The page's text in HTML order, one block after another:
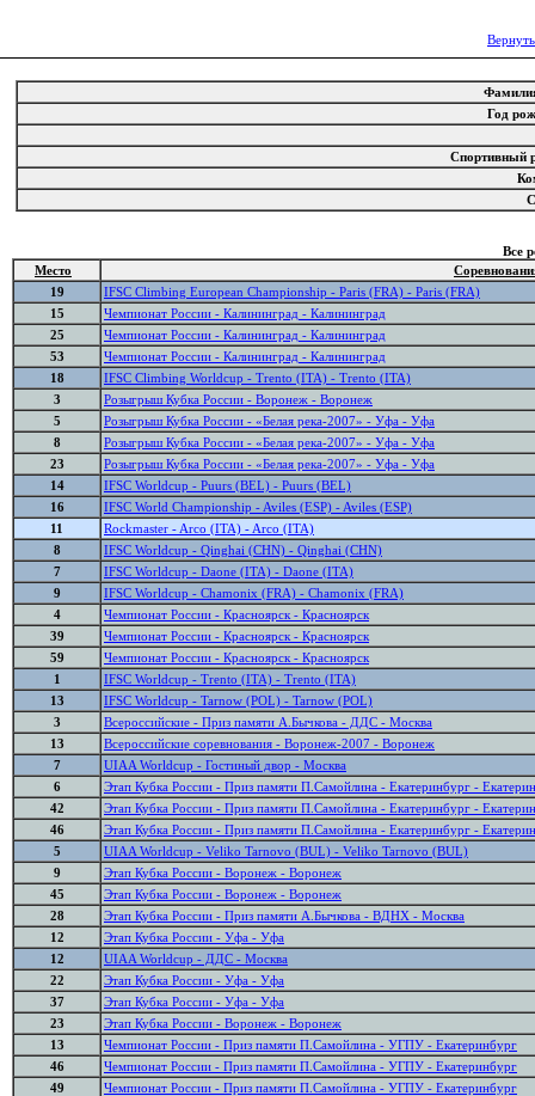
Год
Спортивный
Все
Место
19
IFSC Climbing European Championship - Paris (FRA) - Paris (FRA)
15
Чемпионат России - Калининград - Калининград
25
Чемпионат России - Калининград - Калининград
53
Чемпионат России - Калининград - Калининград
18
IFSC Climbing Worldcup - Trento (ITA) - Trento (ITA)
3
Розыгрыш Кубка России - Воронеж - Воронеж
5
Розыгрыш Кубка России - «Белая река-2007» - Уфа - Уфа
8
Розыгрыш Кубка России - «Белая река-2007» - Уфа - Уфа
23
Розыгрыш Кубка России - «Белая река-2007» - Уфа - Уфа
14
IFSC Worldcup - Puurs (BEL) - Puurs (BEL)
16
IFSC World Championship - Aviles (ESP) - Aviles (ESP)
11
Rockmaster - Arco (ITA) - Arco (ITA)
8
IFSC Worldcup - Qinghai (CHN) - Qinghai (CHN)
7
IFSC Worldcup - Daone (ITA) - Daone (ITA)
9
IFSC Worldcup - Chamonix (FRA) - Chamonix (FRA)
4
Чемпионат России - Красноярск - Красноярск
39
Чемпионат России - Красноярск - Красноярск
59
Чемпионат России - Красноярск - Красноярск
1
IFSC Worldcup - Trento (ITA) - Trento (ITA)
13
IFSC Worldcup - Tarnow (POL) - Tarnow (POL)
3
Всероссийские - Приз памяти А.Бычкова - ДДС - Москва
13
Всероссийские соревнования - Воронеж-2007 - Воронеж
7
UIAA Worldcup - Гостиный двор - Москва
6
Этап Кубка России - Приз памяти П.Самойлина - Екатеринбург -
42
Этап Кубка России - Приз памяти П.Самойлина - Екатеринбург -
46
Этап Кубка России - Приз памяти П.Самойлина - Екатеринбург -
5
UIAA Worldcup - Veliko Tarnovo (BUL) - Veliko Tarnovo (BUL)
9
Этап Кубка России - Воронеж - Воронеж
45
Этап Кубка России - Воронеж - Воронеж
28
Этап Кубка России - Приз памяти А.Бычкова - ВДНХ - Москва
12
Этап Кубка России - Уфа - Уфа
12
UIAA Worldcup - ДДС - Москва
22
Этап Кубка России - Уфа - Уфа
37
Этап Кубка России - Уфа - Уфа
23
Этап Кубка России - Воронеж - Воронеж
13
Чемпионат России - Приз памяти П.Самойлина - УГПУ - Екатеринбург
46
Чемпионат России - Приз памяти П.Самойлина - УГПУ - Екатеринбург
49
Чемпионат России - Приз памяти П.Самойлина - УГПУ - Екатеринбург